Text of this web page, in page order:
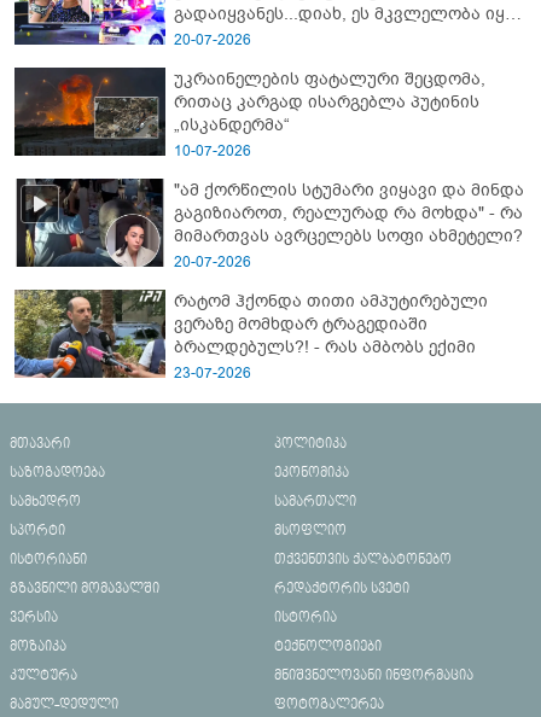
გადაიყვანეს...დიახ, ეს მკვლელობა იყო"
- გორში დატრიალებული ტრაგედიის
20-07-2026
უკრაინელების ფატალური შეცდომა,
რითაც კარგად ისარგებლა პუტინის
„ისკანდერმა“
10-07-2026
"ამ ქორწილის სტუმარი ვიყავი და მინდა
გაგიზიაროთ, რეალურად რა მოხდა" - რა
მიმართვას ავრცელებს სოფი ახმეტელი?
20-07-2026
რატომ ჰქონდა თითი ამპუტირებული
ვერაზე მომხდარ ტრაგედიაში
ბრალდებულს?! - რას ამბობს ექიმი
23-07-2026
მთავარი
პოლიტიკა
საზოგადოება
ეკონომიკა
სამხედრო
სამართალი
სპორტი
მსოფლიო
ისტორიანი
თქვენთვის ქალბატონებო
გზავნილი მომავალში
რედაქტორის სვეტი
ვერსია
ისტორია
მოზაიკა
ტექნოლოგიები
კულტურა
მნიშვნელოვანი ინფორმაცია
მამულ-დედული
ფოტოგალერეა